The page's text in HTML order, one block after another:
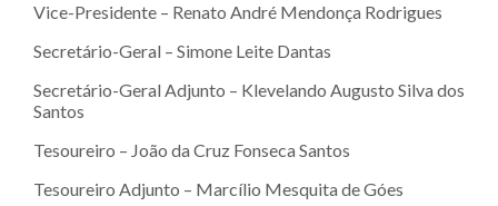
Vice-Presidente – Renato André Mendonça Rodrigues
Secretário-Geral – Simone Leite Dantas
Secretário-Geral Adjunto – Klevelando Augusto Silva dos
Santos
Tesoureiro – João da Cruz Fonseca Santos
Tesoureiro Adjunto – Marcílio Mesquita de Góes